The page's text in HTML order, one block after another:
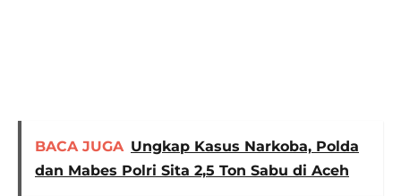
BACA JUGA Ungkap Kasus Narkoba, Polda
dan Mabes Polri Sita 2,5 Ton Sabu di Aceh